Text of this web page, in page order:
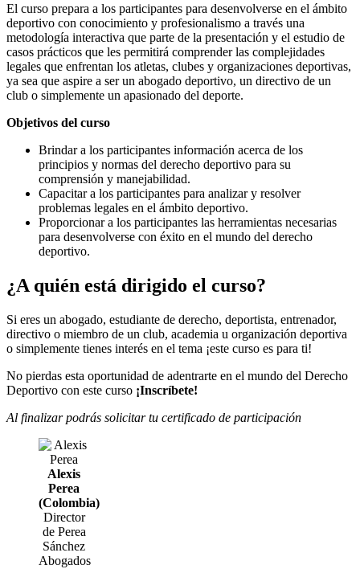
El curso prepara a los participantes para desenvolverse en el ámbito
deportivo con conocimiento y profesionalismo a través una
metodología interactiva que parte de la presentación y el estudio de
casos prácticos que les permitirá comprender las complejidades
legales que enfrentan los atletas, clubes y organizaciones deportivas,
ya sea que aspire a ser un abogado deportivo, un directivo de un
club o simplemente un apasionado del deporte.
Objetivos del curso
Brindar a los participantes información acerca de los
principios y normas del derecho deportivo para su
comprensión y manejabilidad.
Capacitar a los participantes para analizar y resolver
problemas legales en el ámbito deportivo.
Proporcionar a los participantes las herramientas necesarias
para desenvolverse con éxito en el mundo del derecho
deportivo.
¿A quién está dirigido el curso?
Si eres un abogado, estudiante de derecho, deportista, entrenador,
directivo o miembro de un club, academia u organización deportiva
o simplemente tienes interés en el tema ¡este curso es para ti!
No pierdas esta oportunidad de adentrarte en el mundo del Derecho
Deportivo con este curso ¡Inscríbete!
Al finalizar podrás solicitar tu certificado de participación
Alexis
Perea
(Colombia)
Director
de Perea
Sánchez
Abogados